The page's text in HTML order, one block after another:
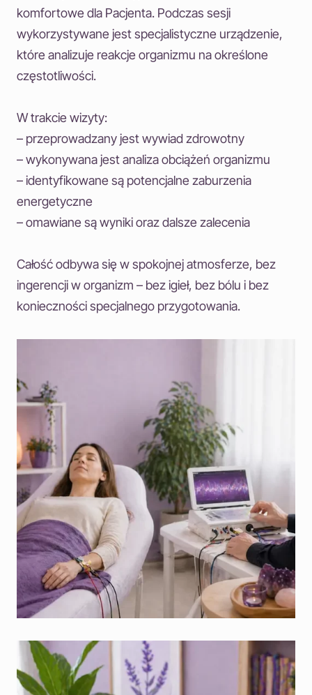
komfortowe dla Pacjenta. Podczas sesji
wykorzystywane jest specjalistyczne urządzenie,
które analizuje reakcje organizmu na określone
częstotliwości.
W trakcie wizyty:
– przeprowadzany jest wywiad zdrowotny
– wykonywana jest analiza obciążeń organizmu
– identyfikowane są potencjalne zaburzenia
energetyczne
– omawiane są wyniki oraz dalsze zalecenia
Całość odbywa się w spokojnej atmosferze, bez
ingerencji w organizm – bez igieł, bez bólu i bez
konieczności specjalnego przygotowania.